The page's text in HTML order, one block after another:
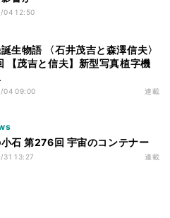
04 12:50
生物語 〈石井茂吉と森澤信夫〉
【茂吉と信夫】新型写真植字機
04 09:00 連載
石 第276回 宇宙のコンテナー
31 13:27 連載